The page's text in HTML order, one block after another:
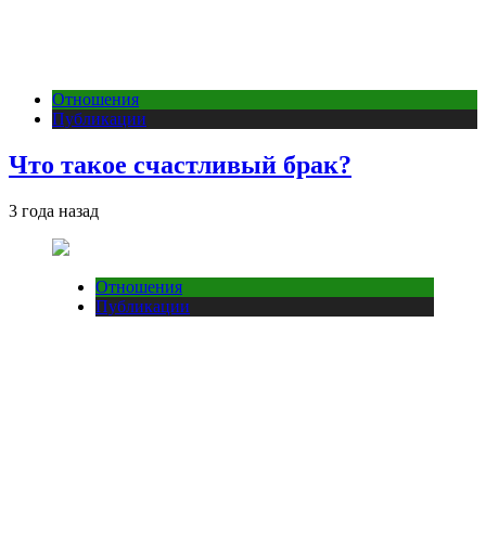
Отношения
Публикации
Что такое счастливый брак?
3 года назад
Отношения
Публикации